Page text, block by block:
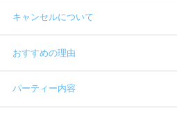
キャンセルについて
おすすめの理由
パーティー内容